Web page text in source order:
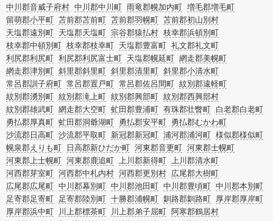
中川郡音威子府村 中川郡中川町 雨竜郡幌加内町 増毛郡増毛町
留萌郡小平町 苫前郡苫前町 苫前郡羽幌町 苫前郡初山別村
天塩郡遠別町 天塩郡天塩町 宗谷郡猿払村 枝幸郡浜頓別町
枝幸郡中頓別町 枝幸郡枝幸町 天塩郡豊富町 礼文郡礼文町
利尻郡利尻町 利尻郡利尻富士町 天塩郡幌延町 網走郡美幌町
網走郡津別町 斜里郡斜里町 斜里郡清里町 斜里郡小清水町
常呂郡訓子府町 常呂郡置戸町 常呂郡佐呂間町 紋別郡遠軽町
紋別郡湧別町 紋別郡滝上町 紋別郡興部町 紋別郡西興部村
紋別郡雄武町 網走郡大空町 虻田郡豊浦町 有珠郡壮瞥町 白老郡白老町
勇払郡厚真町 虻田郡洞爺湖町 勇払郡安平町 勇払郡むかわ町
沙流郡日高町 沙流郡平取町 新冠郡新冠町 浦河郡浦河町 様似郡様似町
幌泉郡えりも町
日高郡新ひだか町 河東郡音更町 河東郡士幌町
河東郡上士幌町 河東郡鹿追町 上川郡新得町 上川郡清水町
河西郡芽室町 河西郡中札内村 河西郡更別村 広尾郡大樹町
広尾郡広尾町 中川郡幕別町 中川郡池田町 中川郡豊頃町 中川郡本別町
足寄郡足寄町 足寄郡陸別町 十勝郡浦幌町 釧路郡釧路町 厚岸郡厚岸町
厚岸郡浜中町
川上郡標茶町 川上郡弟子屈町 阿寒郡鶴居村